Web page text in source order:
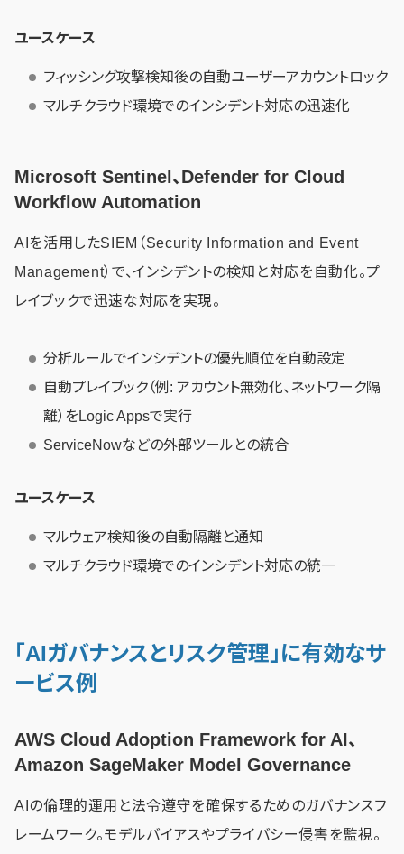
ユースケース
フィッシング攻撃検知後の自動ユーザーアカウントロック
マルチクラウド環境でのインシデント対応の迅速化
Microsoft Sentinel、Defender for Cloud
Workflow Automation
AIを活用したSIEM（Security Information and Event
Management）で、インシデントの検知と対応を自動化。プ
レイブックで迅速な対応を実現。
分析ルールでインシデントの優先順位を自動設定
自動プレイブック（例: アカウント無効化、ネットワーク隔
離）をLogic Appsで実行
ServiceNowなどの外部ツールとの統合
ユースケース
マルウェア検知後の自動隔離と通知
マルチクラウド環境でのインシデント対応の統一
「AIガバナンスとリスク管理」に有効なサ
ービス例
AWS Cloud Adoption Framework for AI、
Amazon SageMaker Model Governance
AIの倫理的運用と法令遵守を確保するためのガバナンスフ
レームワーク。モデルバイアスやプライバシー侵害を監視。